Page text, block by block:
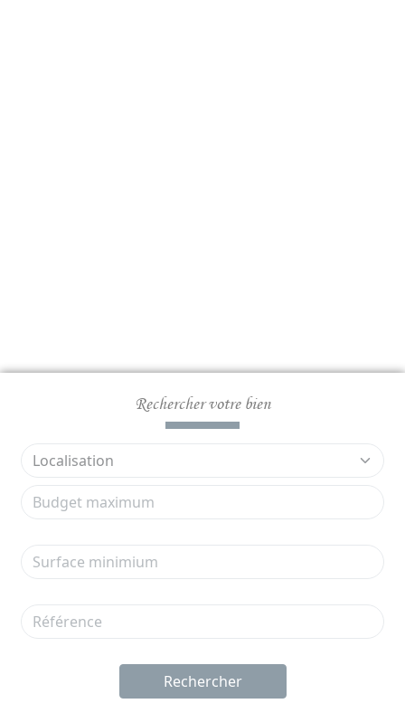
Rechercher votre bien
Rechercher